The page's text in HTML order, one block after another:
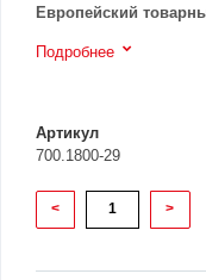
Европейский
Подробнее
Артикул
700.1800-29
< >